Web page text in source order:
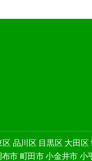
区 品川区 目黒区 大田区
布市 町田市 小金井市 小